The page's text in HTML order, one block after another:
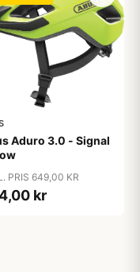
Aduro 3.0 - Signal
PRIS 649,00 KR
kr